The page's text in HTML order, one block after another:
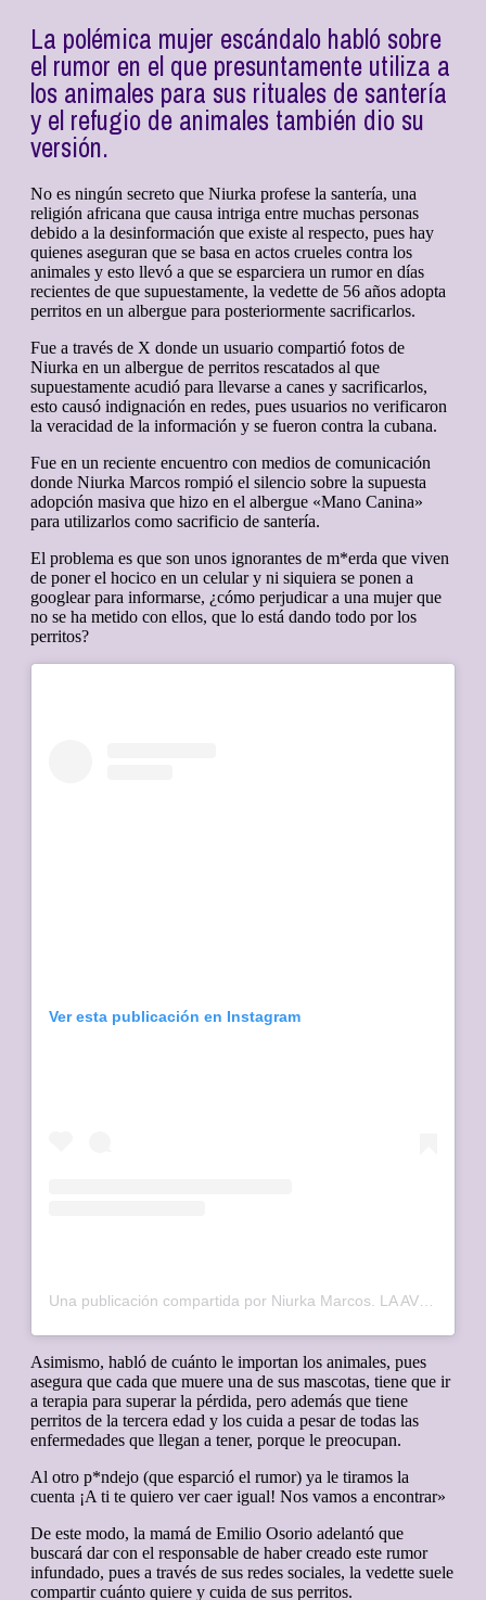
La polémica mujer escándalo habló sobre
el rumor en el que presuntamente utiliza a
los animales para sus rituales de santería
y el refugio de animales también dio su
versión.
No es ningún secreto que Niurka profese la santería, una
religión africana que causa intriga entre muchas personas
debido a la desinformación que existe al respecto, pues hay
quienes aseguran que se basa en actos crueles contra los
animales y esto llevó a que se esparciera un rumor en días
recientes de que supuestamente, la vedette de 56 años adopta
perritos en un albergue para posteriormente sacrificarlos.
Fue a través de X donde un usuario compartió fotos de
Niurka en un albergue de perritos rescatados al que
supuestamente acudió para llevarse a canes y sacrificarlos,
esto causó indignación en redes, pues usuarios no verificaron
la veracidad de la información y se fueron contra la cubana.
Fue en un reciente encuentro con medios de comunicación
donde Niurka Marcos rompió el silencio sobre la supuesta
adopción masiva que hizo en el albergue «Mano Canina»
para utilizarlos como sacrificio de santería.
El problema es que son unos ignorantes de m*erda que viven
de poner el hocico en un celular y ni siquiera se ponen a
googlear para informarse, ¿cómo perjudicar a una mujer que
no se ha metido con ellos, que lo está dando todo por los
perritos?
Ver esta publicación en Instagram
Una publicación compartida por Niurka Marcos. LA AVENTURERA🤣 (@niurka.oficial)
Asimismo, habló de cuánto le importan los animales, pues
asegura que cada que muere una de sus mascotas, tiene que ir
a terapia para superar la pérdida, pero además que tiene
perritos de la tercera edad y los cuida a pesar de todas las
enfermedades que llegan a tener, porque le preocupan.
Al otro p*ndejo (que esparció el rumor) ya le tiramos la
cuenta ¡A ti te quiero ver caer igual! Nos vamos a encontrar»
De este modo, la mamá de Emilio Osorio adelantó que
buscará dar con el responsable de haber creado este rumor
infundado, pues a través de sus redes sociales, la vedette suele
compartir cuánto quiere y cuida de sus perritos.